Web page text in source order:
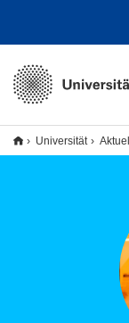
Universität